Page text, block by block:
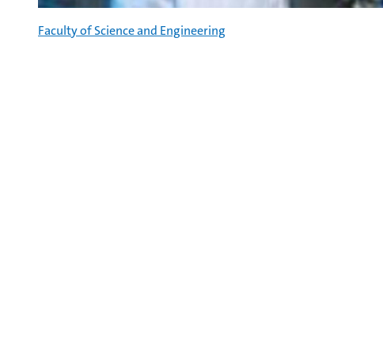
Faculty of Science and Engineering